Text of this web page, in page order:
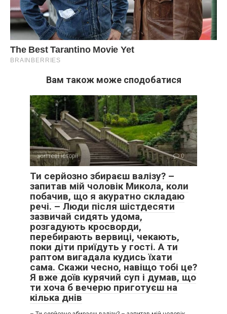
Вам також може сподобатися
життєві історії 0
Ти серйозно збираєш валізу? –
запитав мій чоловік Микола, коли
побачив, що я акуратно складаю
речі. – Люди після шістдесяти
зазвичай сидять удома,
розгадують кросворди,
перебирають вервиці, чекають,
поки діти приїдуть у гості. А ти
раптом вигадала кудись їхати
сама. Скажи чесно, навіщо тобі це?
Я вже доїв курячий суп і думав, що
ти хоча б вечерю приготуєш на
кілька днів